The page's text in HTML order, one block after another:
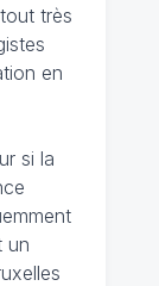
très
en
si la
un